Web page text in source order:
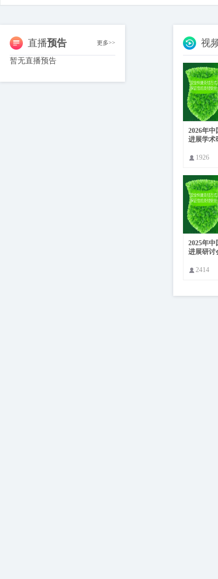
直播预告 更多>>
暂无直播预告
视
2026年
进展学术
1926
2025年
进展研讨
2414